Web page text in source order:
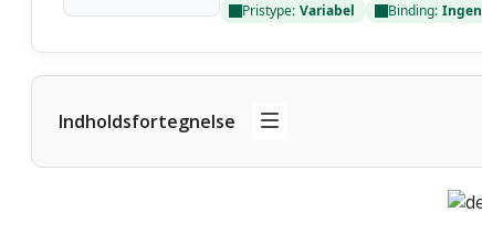
Pristype: Variabel Binding: Ingen
Indholdsfortegnelse